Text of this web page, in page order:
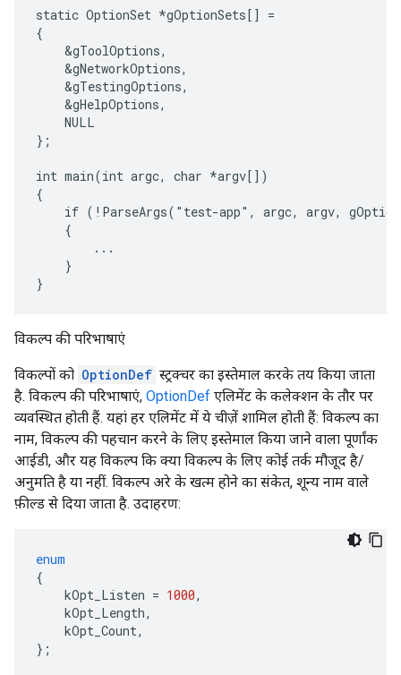
static OptionSet *gOptionSets[] =
{
    &gToolOptions,
    &gNetworkOptions,
    &gTestingOptions,
    &gHelpOptions,
    NULL
};
int main(int argc, char *argv[])
{
if (!ParseArgs("test-app", argc, argv,
    {
        ...
    }
}
विकल्प की परिभाषाएं
विकल्पों को OptionDef स्ट्रक्चर का इस्तेमाल करके तय किया जाता
है. विकल्प की परिभाषाएं, OptionDef एलिमेंट के कलेक्शन के तौर पर
व्यवस्थित होती हैं. यहां हर एलिमेंट में ये चीज़ें शामिल होती हैं: विकल्प का
नाम, विकल्प की पहचान करने के लिए इस्तेमाल किया जाने वाला पूर्णांक
आईडी, और यह विकल्प कि क्या विकल्प के लिए कोई तर्क मौजूद है/
अनुमति है या नहीं. विकल्प अरे के खत्म होने का संकेत, शून्य नाम वाले
फ़ील्ड से दिया जाता है. उदाहरण:
enum
{
kOpt_Listen = 1000,
kOpt_Length,
kOpt_Count,
};